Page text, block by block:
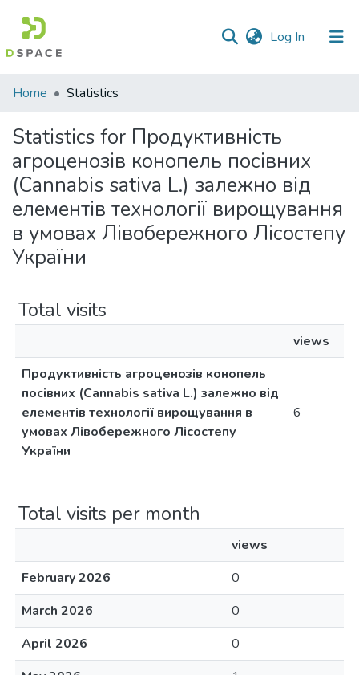
Log In (current)
Communities
Collections
All of DSpace
Home Statistics
Statistics for Продуктивність
агроценозів конопель посівних
(Cannabis sativa L.) залежно від
елементів технології вирощування
в умовах Лівобережного Лісостепу
України
Total visits
views
Продуктивність агроценозів конопель
посівних (Cannabis sativa L.) залежно від
елементів технології вирощування в
умовах Лівобережного Лісостепу
України
6
Total visits per month
views
February 2026
0
March 2026
0
April 2026
0